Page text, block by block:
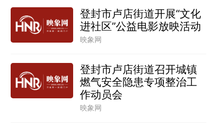
登封市卢店街道开展“文化
进社区”公益电影放映活动
映象网
登封市卢店街道召开城镇
燃气安全隐患专项整治工
作动员会
映象网